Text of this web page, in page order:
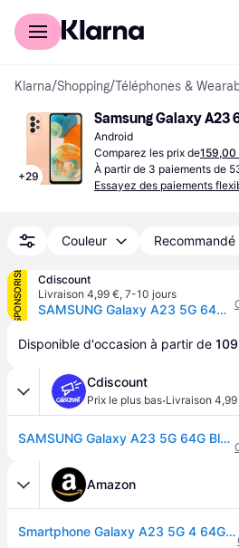
Acheter avec Klarna
Klarna/Shopping/Téléphones &
+29
Samsung Galaxy A23
Android
Comparez les prix de159,00
À partir de 3 paiements de
Essayez des paiements
Couleur Recommandé
SPONSORISÉ
Cdiscount
Livraison 4,99 €, 7-10 jours
SAMSUNG Galaxy A23 5G 64G Blanc
Disponible d'occasion à partir de
Cdiscount
Prix le plus bas·Livraison 4,99
SAMSUNG Galaxy A23 5G 64G Blanc
Amazon
Smartphone Galaxy A23 5G 4 64GB Black